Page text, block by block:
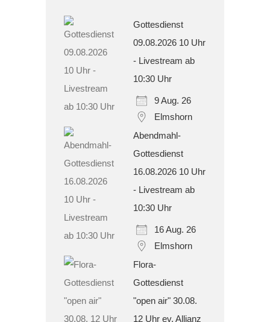
Gottesdienst
09.08.2026 10 Uhr
- Livestream ab
10:30 Uhr
9 Aug. 26
Elmshorn
Abendmahl-
Gottesdienst
16.08.2026 10 Uhr
- Livestream ab
10:30 Uhr
16 Aug. 26
Elmshorn
Flora-
Gottesdienst
"open air" 30.08.
12 Uhr ev. Allianz